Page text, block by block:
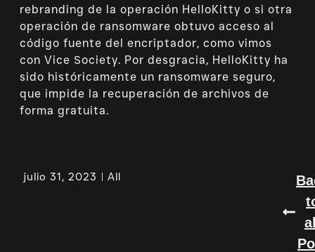
rebranding de la operación HelloKitty o si otra
operación de ransomware obtuvo acceso al
código fuente del encriptador, como vimos
con Vice Society. Por desgracia, HelloKitty ha
sido históricamente un ransomware seguro,
que impide la recuperación de archivos de
forma gratuita.
julio 31, 2023 All